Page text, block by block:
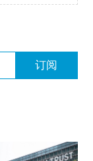
订阅